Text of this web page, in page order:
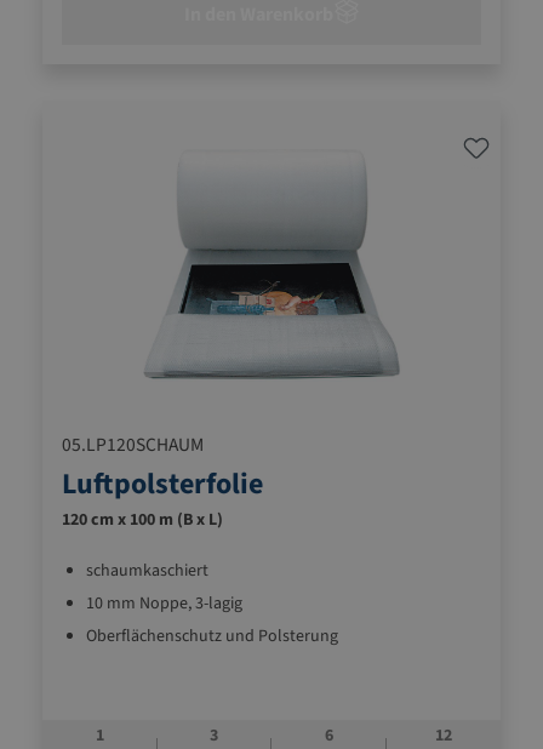
05.LP120SCHAUM
Luftpolsterfolie
120 cm x 100 m (B x L)
schaumkaschiert
10 mm Noppe, 3-lagig
Oberflächenschutz und Polsterung
1 3 6 12